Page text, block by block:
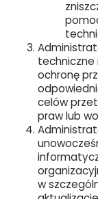
techniczne
ochronę
celów
praw lub
w